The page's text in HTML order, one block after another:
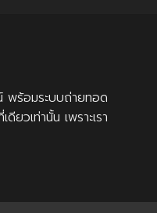
พร้อมระบบถ่ายทอด
วเท่านั้น เพราะเรา